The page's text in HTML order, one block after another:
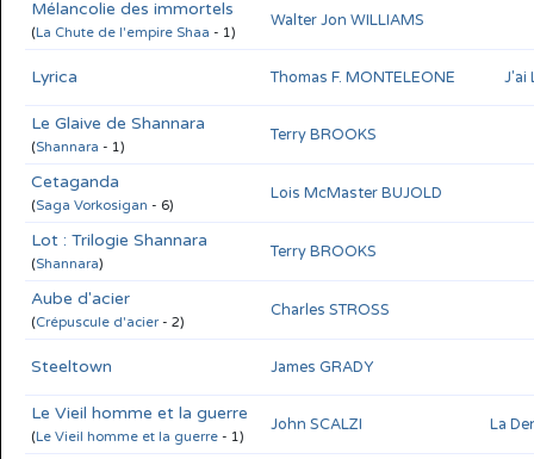
Mélancolie des immortels
(La Chute de l'empire Shaa - 1)
Walter Jon WILLIAMS
Lyrica Thomas F. MONTELEONE J'ai
Le Glaive de Shannara
(Shannara - 1)
Terry BROOKS
Cetaganda
(Saga Vorkosigan - 6)
Lois McMaster BUJOLD
Lot : Trilogie Shannara
(Shannara)
Terry BROOKS
Aube d'acier
(Crépuscule d'acier- 2)
Charles STROSS
Steeltown James GRADY
Le Vieil homme et la guerre
(Le Vieil homme et la guerre - 1)
John SCALZI La